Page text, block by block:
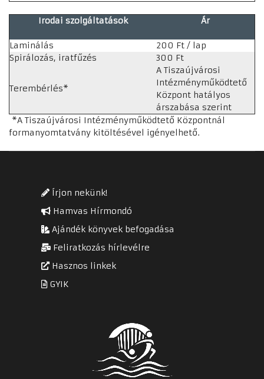
Irodai szolgáltatások Ár
Laminálás
200 Ft / lap
Spirálozás, iratfűzés
300 Ft
Terembérlés*
A Tiszaújvárosi
Intézményműködtető
Központ hatályos
árszabása szerint
*A Tiszaújvárosi Intézményműködtető Központnál
formanyomtatvány kitöltésével igényelhető.
Írjon nekünk!
Hamvas Hírmondó
Ajándék könyvek befogadása
Feliratkozás hírlevélre
Hasznos linkek
GYIK